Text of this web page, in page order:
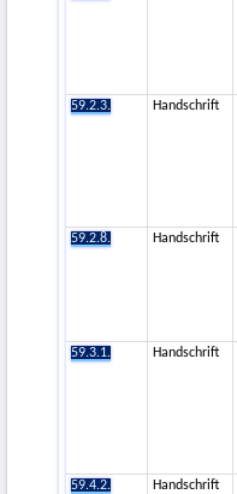
59.2.3.
Handschrift
59.2.8.
Handschrift
59.3.1.
Handschrift
59.4.2.
Handschrift